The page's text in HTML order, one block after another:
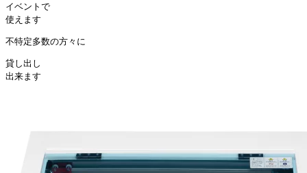
イベントで
使えます
不特定多数の方々に
貸し出し
出来ます